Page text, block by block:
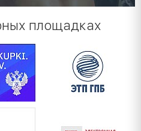
площадках